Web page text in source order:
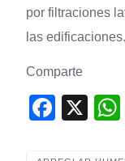
por filtraciones
las edificaciones.
Comparte
F
X